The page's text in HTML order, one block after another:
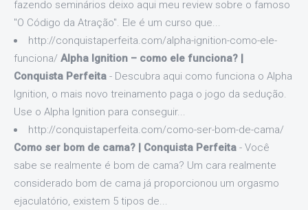
fazendo seminários deixo aqui meu review sobre o famoso
"O Código da Atração". Ele é um curso que...
http://conquistaperfeita.com/alpha-ignition-como-ele-
funciona/ Alpha Ignition – como ele funciona? |
Conquista Perfeita - Descubra aqui como funciona o Alpha
Ignition, o mais novo treinamento paga o jogo da sedução.
Use o Alpha Ignition para conseguir...
http://conquistaperfeita.com/como-ser-bom-de-cama/
Como ser bom de cama? | Conquista Perfeita - Você
sabe se realmente é bom de cama? Um cara realmente
considerado bom de cama já proporcionou um orgasmo
ejaculatório, existem 5 tipos de...